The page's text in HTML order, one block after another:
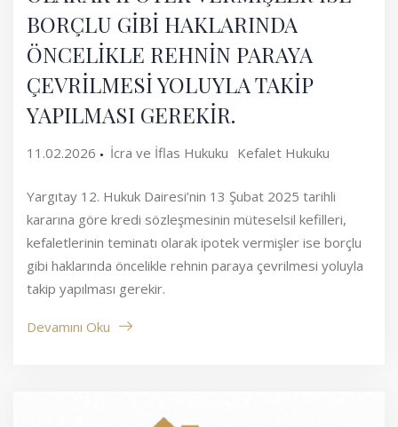
BORÇLU GİBİ HAKLARINDA
ÖNCELİKLE REHNİN PARAYA
ÇEVRİLMESİ YOLUYLA TAKİP
YAPILMASI GEREKİR.
11.02.2026 İcra ve İflas Hukuku Kefalet Hukuku
Yargıtay 12. Hukuk Dairesi’nin 13 Şubat 2025 tarihli
kararına göre kredi sözleşmesinin müteselsil kefilleri,
kefaletlerinin teminatı olarak ipotek vermişler ise borçlu
gibi haklarında öncelikle rehnin paraya çevrilmesi yoluyla
takip yapılması gerekir.
Devamını Oku